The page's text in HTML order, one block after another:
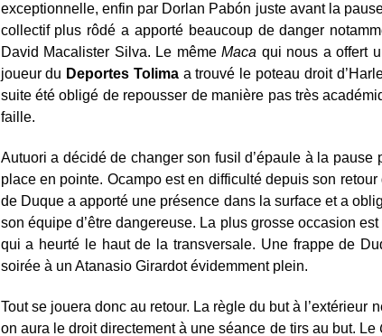
exceptionnelle, enfin par Dorlan Pabón juste avant la
collectif plus rôdé a apporté beaucoup de danger
David Macalister Silva. Le mêmeMaca qui nous a offert
joueur du Deportes Tolimaa trouvé le poteau droit
suite été obligé de repousser de manière pas très
faille.
Autuori a décidé de changer son fusil d’épaule à la
place en pointe. Ocampo est en difficulté depuis son
de Duque a apporté une présence dans la surface et a
son équipe d’être dangereuse. La plus grosse occasion
qui a heurté le haut de la transversale. Une frappe de
soirée à un Atanasio Girardot évidemment plein.
Tout se jouera donc au retour. La règle du but à l’extérieur
on aura le droit directement à une séance de tirs au but. Le